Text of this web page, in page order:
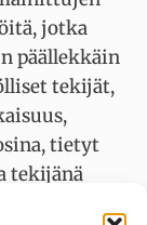
jotka
päällekkäin
tekijät,
tietyt
tekijänä